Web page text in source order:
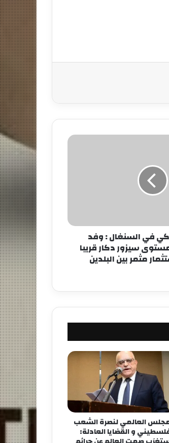
في السنغال : وفد
سيزور دكار قريبا
مثمر بين البلدين
العالمي لنصرة الشعب
و القضايا العادلة: